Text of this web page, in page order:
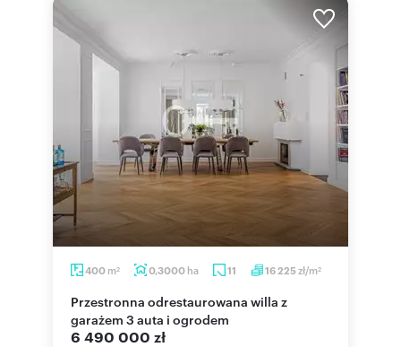
400 m2 0,3000 ha 11 16 225 zł/m2
Przestronna odrestaurowana willa z
garażem 3 auta i ogrodem
6 490 000 zł